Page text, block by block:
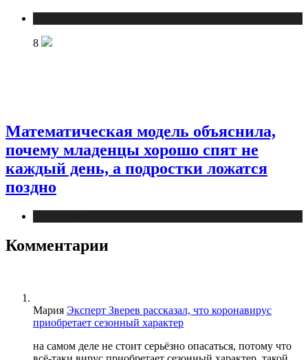
8
Математическая модель объяснила,
почему младенцы хорошо спят не
каждый день, а подростки ложатся
поздно
Комментарии
Мария Эксперт Зверев рассказал, что коронавирус
приобретает сезонный характер
на самом деле не стоит серьёзно опасаться, потому что